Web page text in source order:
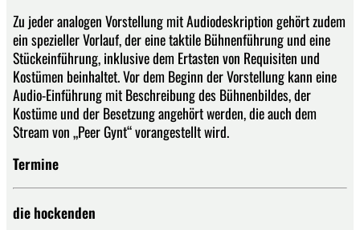
Zu jeder analogen Vorstellung mit Audiodeskription gehört zudem
ein spezieller Vorlauf, der eine taktile Bühnenführung und eine
Stückeinführung, inklusive dem Ertasten von Requisiten und
Kostümen beinhaltet. Vor dem Beginn der Vorstellung kann eine
Audio-Einführung mit Beschreibung des Bühnenbildes, der
Kostüme und der Besetzung angehört werden, die auch dem
Stream von „Peer Gynt“ vorangestellt wird.
Termine
die hockenden